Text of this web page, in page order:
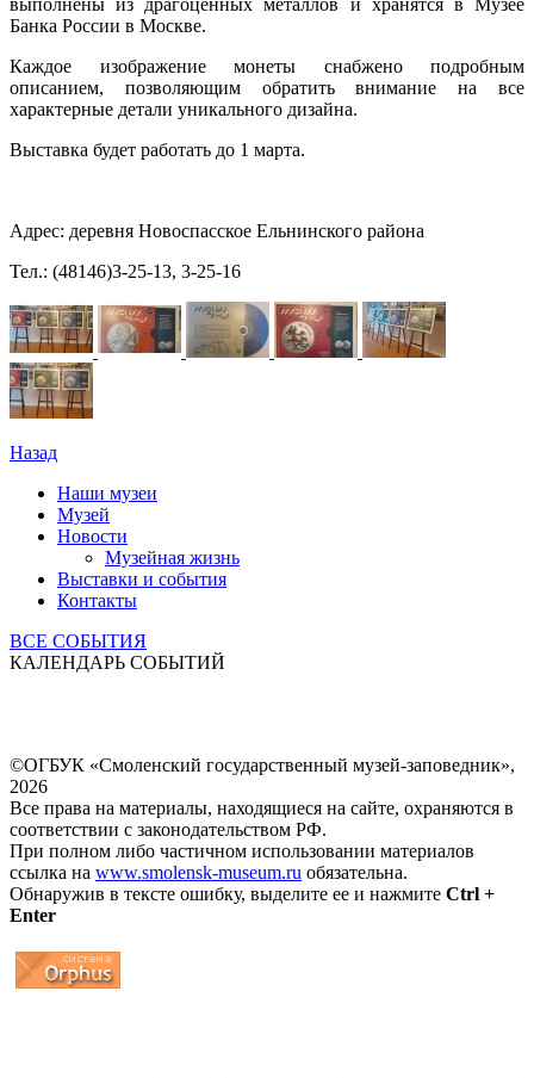
Банка России в Москве.
Каждое изображение монеты снабжено подробным
описанием, позволяющим обратить внимание на все
характерные детали уникального дизайна.
Выставка будет работать до 1 марта.
Адрес: деревня Новоспасское Ельнинского района
Тел.: (48146)3-25-13, 3-25-16
Назад
Наши музеи
Музей
Новости
Музейная жизнь
Выставки и события
Контакты
ВСЕ СОБЫТИЯ
КАЛЕНДАРЬ СОБЫТИЙ
©ОГБУК «Смоленский государственный музей-заповедник»,
2026
Все права на материалы, находящиеся на сайте, охраняются в
соответствии с законодательством РФ.
При полном либо частичном использовании материалов
ссылка на www.smolensk-museum.ru обязательна.
Обнаружив в тексте ошибку, выделите ее и нажмите Ctrl +
Enter